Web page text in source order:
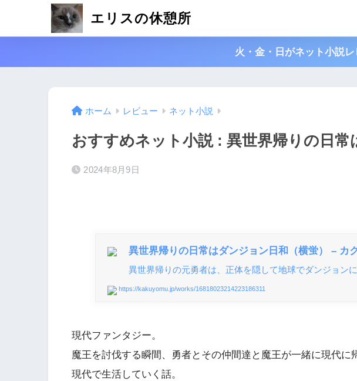
エリスの休憩所
火・金・日がネット小説
ホーム レビュー ネット小説
おすすめネット小説 : 異世界帰りの日常
2024年8月9日
異世界帰りの日常はダンジョン日和（横蛍） – カ
異世界帰りの元勇者は、正体を隠して地球でダンジョン
https://kakuyomu.jp/works/16818023214223186311
現代ファンタジー。
魔王を討伐する瞬間、勇者とその仲間達と魔王が一緒に現代に
現代で生活していく話。